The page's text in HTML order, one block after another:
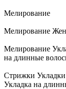
Мелирование
Мелирование
Мелирование
на длинные
Стрижки Укладки
Укладка на